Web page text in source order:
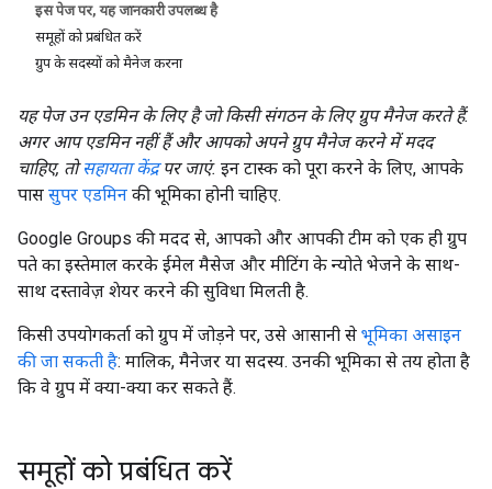
इस पेज पर, यह जानकारी उपलब्ध है
समूहों को प्रबंधित करें
ग्रुप के सदस्यों को मैनेज करना
यह पेज उन एडमिन के लिए है जो किसी संगठन के लिए ग्रुप मैनेज करते हैं.
अगर आप एडमिन नहीं हैं और आपको अपने ग्रुप मैनेज करने में मदद
चाहिए, तोसहायता केंद्रपर जाएं. इन टास्क को पूरा करने के लिए, आपके
पास सुपर एडमिन की भूमिका होनी चाहिए.
Google Groups की मदद से, आपको और आपकी टीम को एक ही ग्रुप
पते का इस्तेमाल करके ईमेल मैसेज और मीटिंग के न्योते भेजने के साथ-
साथ दस्तावेज़ शेयर करने की सुविधा मिलती है.
किसी उपयोगकर्ता को ग्रुप में जोड़ने पर, उसे आसानी से भूमिका असाइन
की जा सकती है: मालिक, मैनेजर या सदस्य. उनकी भूमिका से तय होता है
कि वे ग्रुप में क्या-क्या कर सकते हैं.
समूहों को प्रबंधित करें